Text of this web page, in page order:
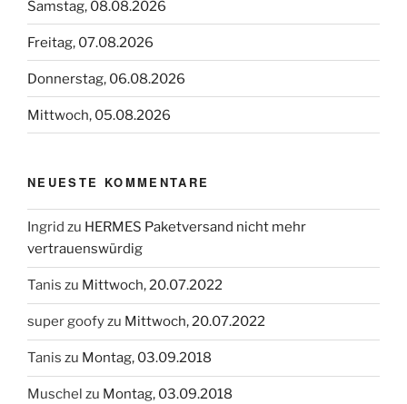
Samstag, 08.08.2026
Freitag, 07.08.2026
Donnerstag, 06.08.2026
Mittwoch, 05.08.2026
NEUESTE KOMMENTARE
Ingrid zu HERMES Paketversand nicht mehr
vertrauenswürdig
Tanis zu Mittwoch, 20.07.2022
super goofyzu Mittwoch, 20.07.2022
Tanis zu Montag, 03.09.2018
Muschel zu Montag, 03.09.2018